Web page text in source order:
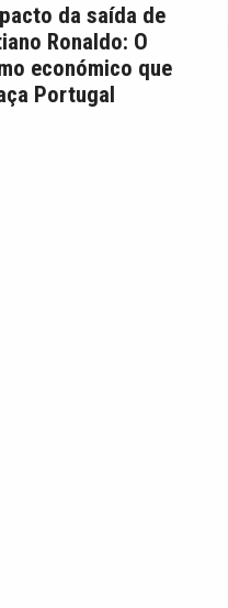
da saída de
Ronaldo: O
económico que
Portugal